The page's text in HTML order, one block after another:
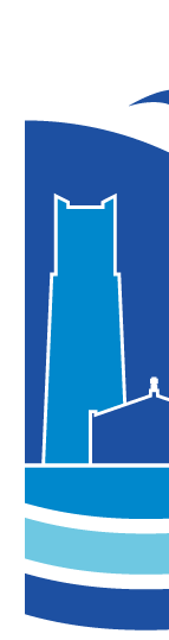
横浜観光TOP
おうちで横浜カフ
おうちで横
横浜市内